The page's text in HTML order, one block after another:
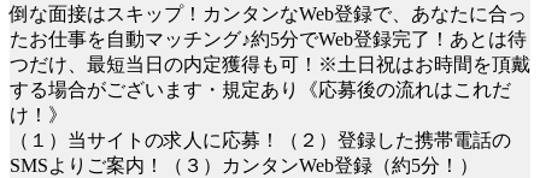
倒な面接はスキップ！カンタンなWeb登録で、あなたに合っ
たお仕事を自動マッチング♪約5分でWeb登録完了！あとは待
つだけ、最短当日の内定獲得も可！※土日祝はお時間を頂戴
する場合がございます・規定あり《応募後の流れはこれだ
け！》
（１）当サイトの求人に応募！（２）登録した携帯電話の
SMSよりご案内！（３）カンタンWeb登録（約5分！）